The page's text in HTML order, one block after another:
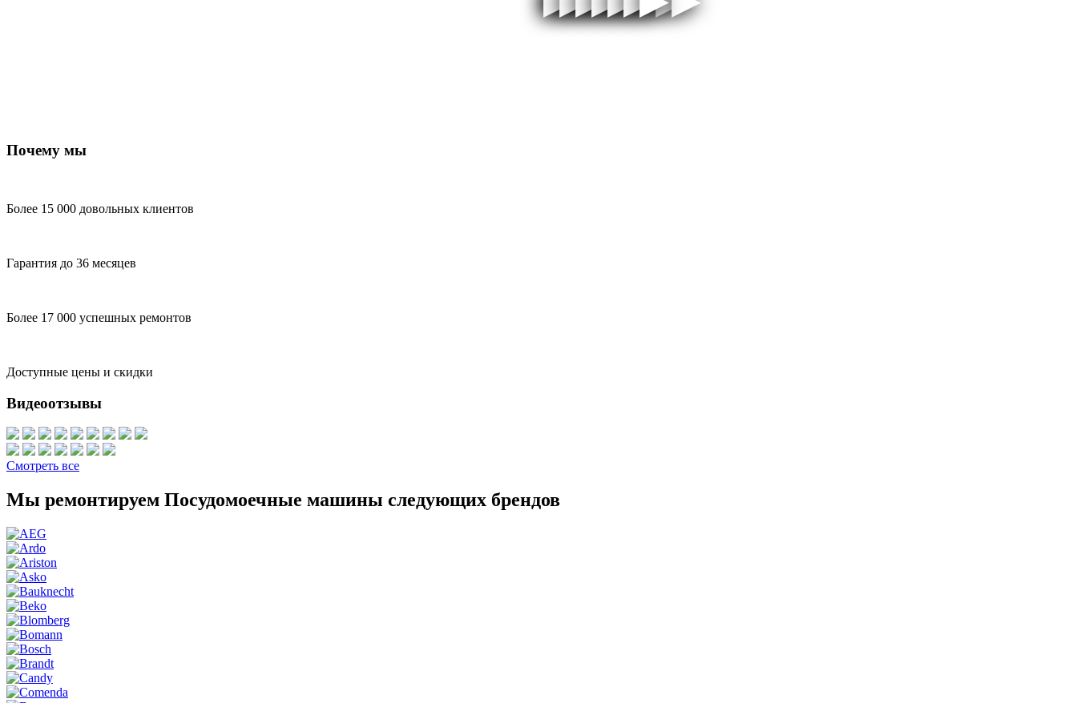
Почему мы
Более 15 000 довольных клиентов
Гарантия до 36 месяцев
Более 17 000 успешных ремонтов
Доступные цены и скидки
Видеоотзывы
Смотреть все
Мы ремонтируем Посудомоечные машины следующих брендов